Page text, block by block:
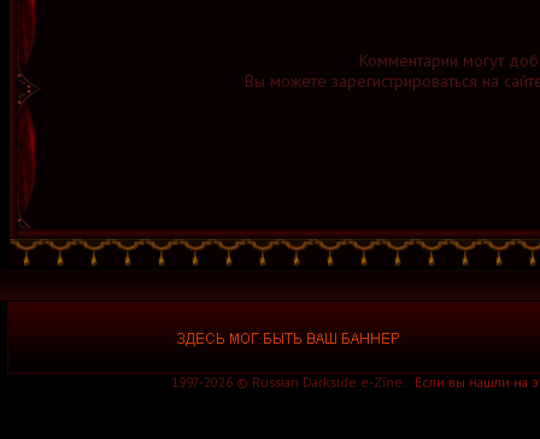
Комментарии могут
Вы можете зарегистрироваться на
1997-2026 © Russian Darkside e-Zine. Если вы нашли на